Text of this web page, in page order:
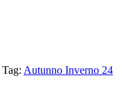
Tag: Autunno Inverno 24